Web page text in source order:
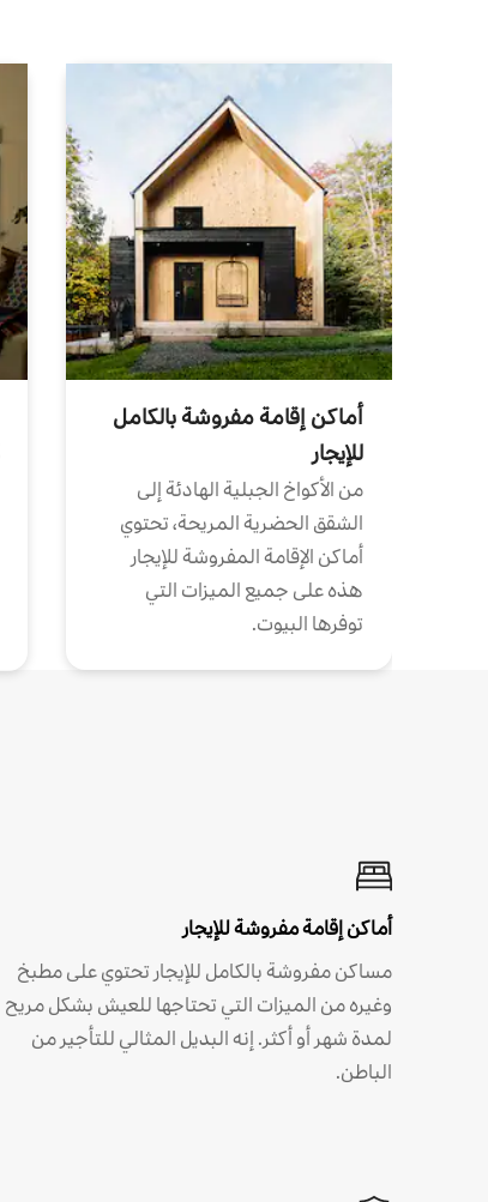
أماكن إقامة مفروشة بالكامل
للإيجار
من الأكواخ الجبلية الهادئة إلى
الشقق الحضرية المريحة، تحتوي
أماكن الإقامة المفروشة للإيجار
هذه على جميع الميزات التي
توفرها البيوت.
أماكن إقامة مفروشة للإيجار
مساكن مفروشة بالكامل للإيجار تحتوي على مطبخ
وغيره من الميزات التي تحتاجها للعيش بشكل مريح
لمدة شهر أو أكثر. إنه البديل المثالي للتأجير من
الباطن.